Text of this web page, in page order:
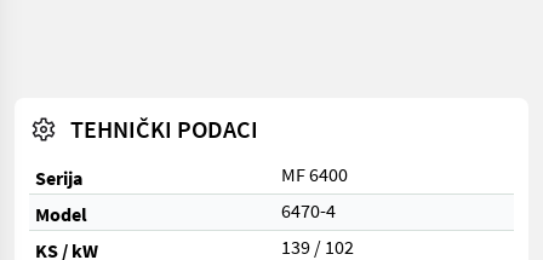
TEHNIČKI PODACI
Serija
MF 6400
Model
6470-4
KS / kW
139 / 102